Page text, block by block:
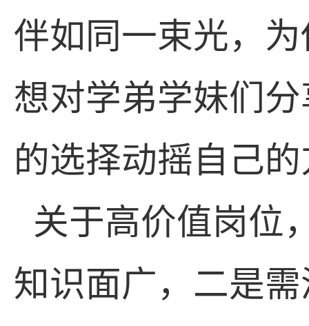
伴如同一束光，
想对学弟学妹们
的选择动摇自己
关于高价值岗位
知识面广，二是